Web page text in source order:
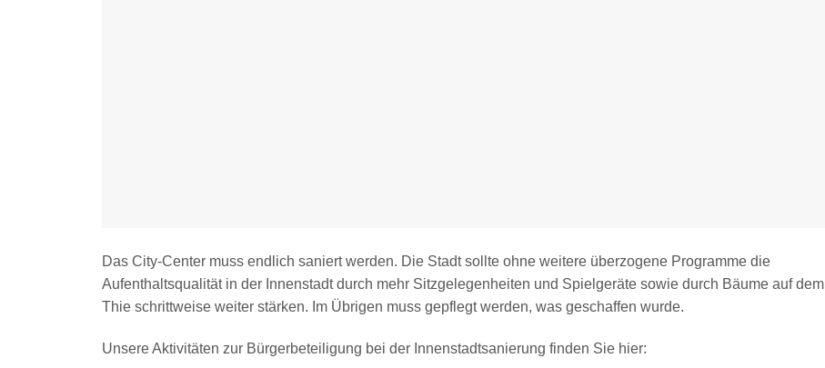
Das City-Center muss endlich saniert werden. Die Stadt sollte ohne weitere überzogene Programme die
Aufenthaltsqualität in der Innenstadt durch mehr Sitzgelegenheiten und Spielgeräte sowie durch Bäume auf dem
Thie schrittweise weiter stärken. Im Übrigen muss gepflegt werden, was geschaffen wurde.
Unsere Aktivitäten zur Bürgerbeteiligung bei der Innenstadtsanierung finden Sie hier: